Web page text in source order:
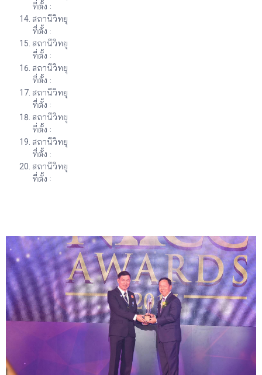
ที่ตั้ง :
สถานีวิทยุ
ที่ตั้ง :
สถานีวิทยุ
ที่ตั้ง :
สถานีวิทยุ
ที่ตั้ง :
สถานีวิทยุ
ที่ตั้ง :
สถานีวิทยุ
ที่ตั้ง :
สถานีวิทยุ
ที่ตั้ง :
สถานีวิทยุ
ที่ตั้ง :